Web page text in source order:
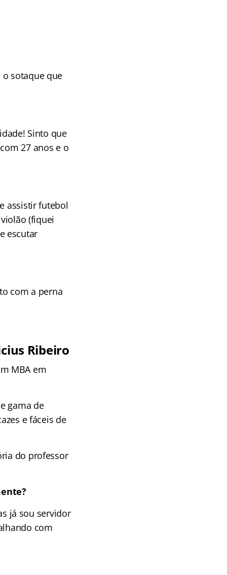
o sotaque que
Sinto que
27 anos e o
assistir futebol
(fiquei
escutar
com a perna
Ribeiro
MBA em
gama de
e fáceis de
do professor
já sou servidor
com